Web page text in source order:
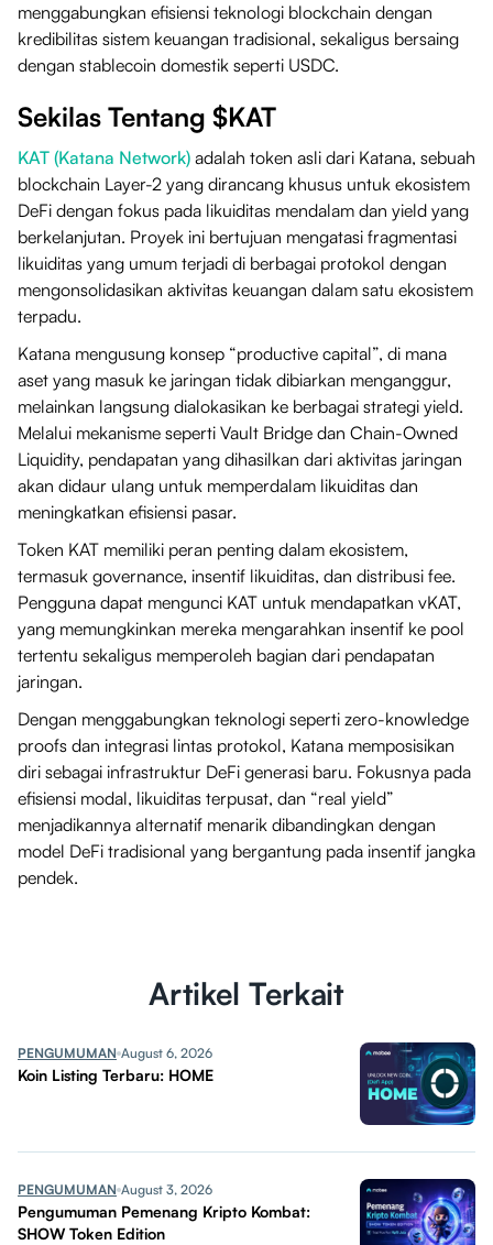
menggabungkan efisiensi teknologi blockchain dengan
kredibilitas sistem keuangan tradisional, sekaligus bersaing
dengan stablecoin domestik seperti USDC.
Sekilas Tentang $KAT
KAT (Katana Network) adalah token asli dari Katana, sebuah
blockchain Layer-2 yang dirancang khusus untuk ekosistem
DeFi dengan fokus pada likuiditas mendalam dan yield yang
berkelanjutan. Proyek ini bertujuan mengatasi fragmentasi
likuiditas yang umum terjadi di berbagai protokol dengan
mengonsolidasikan aktivitas keuangan dalam satu ekosistem
terpadu.
Katana mengusung konsep “productive capital”, di mana
aset yang masuk ke jaringan tidak dibiarkan menganggur,
melainkan langsung dialokasikan ke berbagai strategi yield.
Melalui mekanisme seperti Vault Bridge dan Chain-Owned
Liquidity, pendapatan yang dihasilkan dari aktivitas jaringan
akan didaur ulang untuk memperdalam likuiditas dan
meningkatkan efisiensi pasar.
Token KAT memiliki peran penting dalam ekosistem,
termasuk governance, insentif likuiditas, dan distribusi fee.
Pengguna dapat mengunci KAT untuk mendapatkan vKAT,
yang memungkinkan mereka mengarahkan insentif ke pool
tertentu sekaligus memperoleh bagian dari pendapatan
jaringan.
Dengan menggabungkan teknologi seperti zero-knowledge
proofs dan integrasi lintas protokol, Katana memposisikan
diri sebagai infrastruktur DeFi generasi baru. Fokusnya pada
efisiensi modal, likuiditas terpusat, dan “real yield”
menjadikannya alternatif menarik dibandingkan dengan
model DeFi tradisional yang bergantung pada insentif jangka
pendek.
Artikel Terkait
PENGUMUMAN August 6, 2026
Koin Listing Terbaru: HOME
PENGUMUMAN August 3, 2026
Pengumuman Pemenang Kripto Kombat:
SHOW Token Edition